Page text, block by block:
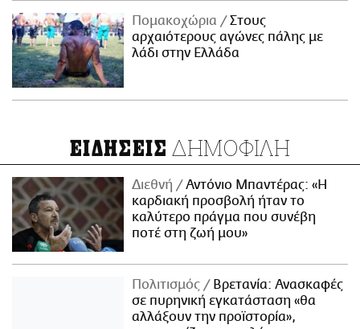
Πομακοχώρια
Στους
αρχαιότερους αγώνες πάλης με
λάδι στην Ελλάδα
ΕΙΔΗΣΕΙΣ ΔΗΜΟΦΙΛΗ
Διεθνή
Αντόνιο Μπαντέρας: «Η
καρδιακή προσβολή ήταν το
καλύτερο πράγμα που συνέβη
ποτέ στη ζωή μου»
Πολιτισμός
Βρετανία: Ανασκαφές
σε πυρηνική εγκατάσταση «θα
αλλάξουν την προϊστορία»,